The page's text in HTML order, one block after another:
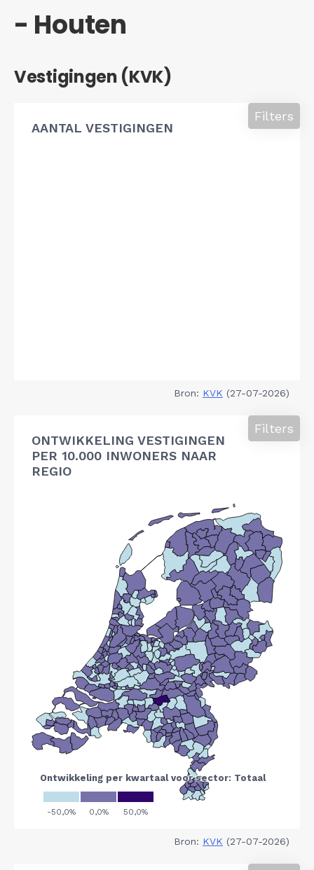
- Houten
Vestigingen (KVK)
AANTAL VESTIGINGEN
Filters
Bron: KVK (27-07-2026)
ONTWIKKELING VESTIGINGEN
PER 10.000 INWONERS NAAR
REGIO
Filters
Bron: KVK (27-07-2026)